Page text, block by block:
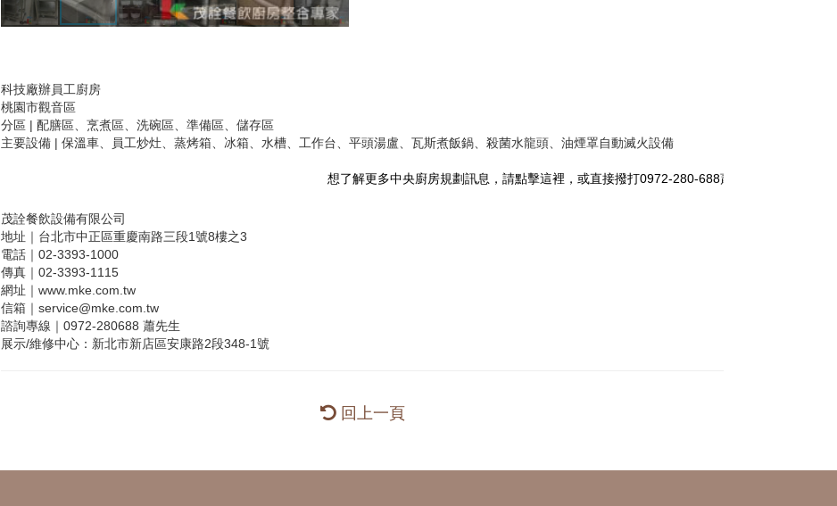
科技廠辦員工廚房
桃園市觀音區
分區 | 配膳區、烹煮區、洗碗區、準備區、儲存區
主要設備 | 保溫車、員工炒灶、蒸烤箱、冰箱、水槽、工作台、平頭湯盧、瓦斯煮飯鍋、殺菌水龍頭、油煙罩自動滅火設備
想了解更多中央廚房規劃訊息，請點擊這裡，或直接撥打0972-280-688蕭先生~
茂詮餐飲設備有限公司
地址｜台北市中正區重慶南路三段1號8樓之3
電話｜02-3393-1000
傳真｜02-3393-1115
網址｜www.mke.com.tw
信箱｜service@mke.com.tw
諮詢專線｜0972-280688 蕭先生
展示/維修中心：新北市新店區安康路2段348-1號
回上一頁